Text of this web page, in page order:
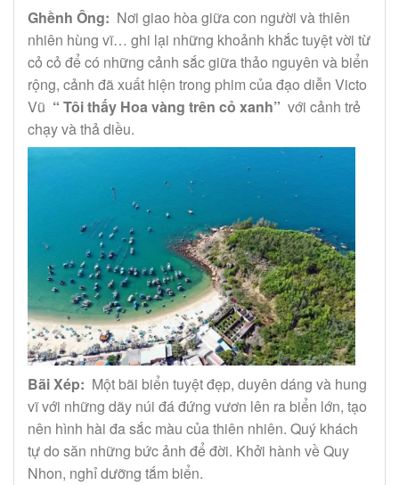
Ghềnh Ông: Nơi giao hòa giữa con người và thiên
nhiên hùng vĩ… ghi lại những khoảnh khắc tuyệt vời từ
cỏ cỏ để có những cảnh sắc giữa thảo nguyên và biển
rộng, cảnh đã xuất hiện trong phim của đạo diễn Victo
Vũ “ Tôi thấy Hoa vàng trên cỏ xanh” với cảnh trẻ
chạy và thả diều.
Bãi Xép: Một bãi biển tuyệt đẹp, duyên dáng và hung
vĩ với những dãy núi đá đứng vươn lên ra biển lớn, tạo
nên hình hài đa sắc màu của thiên nhiên. Quý khách
tự do săn những bức ảnh để đời. Khởi hành về Quy
Nhon, nghỉ dưỡng tắm biển.